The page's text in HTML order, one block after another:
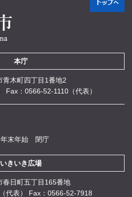
本庁
木町四丁目1番地2
Fax：0566-52-1110（代表）
年末年始 閉庁
いきいき広場
日町五丁目165番地
代表） Fax：0566-52-7918